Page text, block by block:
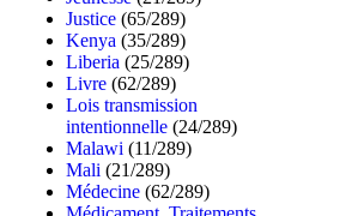
Justice (65/289)
Kenya (35/289)
Liberia (25/289)
Livre (62/289)
Lois transmission
intentionnelle (24/289)
Malawi (11/289)
Mali (21/289)
Médecine (62/289)